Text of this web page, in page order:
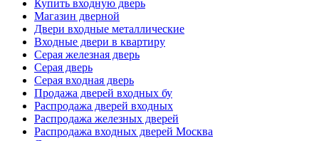
Купить входную дверь
Магазин дверной
Двери входные металлические
Входные двери в квартиру
Серая железная дверь
Серая дверь
Серая входная дверь
Продажа дверей входных бу
Распродажа дверей входных
Распродажа железных дверей
Распродажа входных дверей Москва